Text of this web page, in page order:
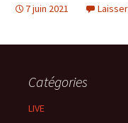
7 juin 2021
Catégories
LIVE